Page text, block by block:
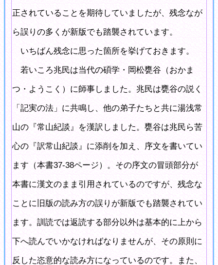
正されていることを期待していましたが、残念なが
ら誤りの多くが新版でも踏襲されています。
いちばん残念に思った箇所を挙げておきます。
若いころ兆民は当代の碩学・岡松甕谷（おかま
つ・ようこく）に師事しました。兆民は甕谷の説く
「記実の法」に共鳴し、他の弟子たちと共に湯浅常
山の『常山紀談』を漢訳しました。甕谷は兆民ら苦
心の『訳常山紀談』に添削を加え、序文を書いてい
ます（本書37-38ページ）。その序文の冒頭部分が
本書に漢文のまま引用されているのですが、残念な
ことに旧版の読み方の誤りが新版でも踏襲されてい
ます。訓読では返読する部分以外は基本的に上から
下へ読んでいかなければなりませんが、その原則に
反した恣意的な読み方になっているのです。また、